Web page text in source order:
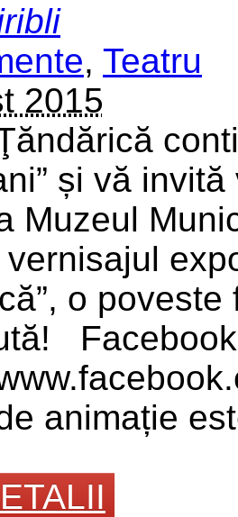
, Teatru
2015
și vă
Muzeul
o
animație